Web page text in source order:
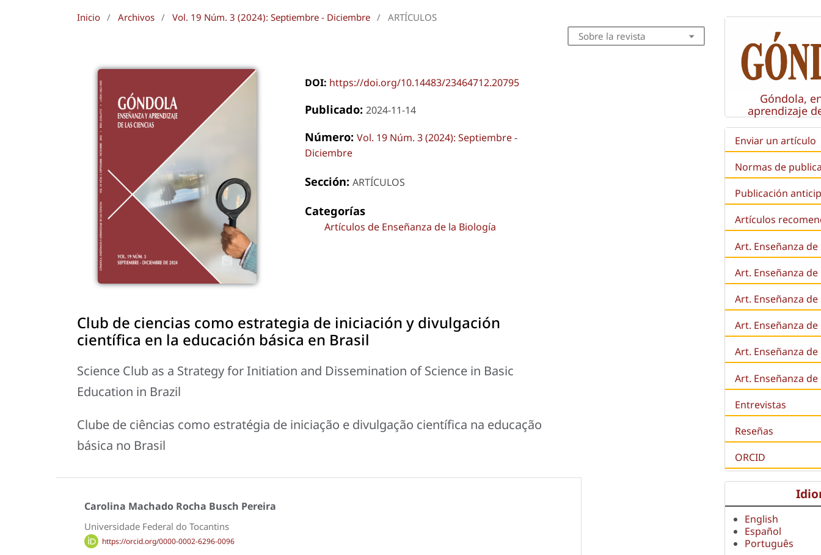
Inicio / Archivos / Vol. 19 Núm. 3 (2024): Septiembre - Diciembre / ARTÍCULOS
DOI: https://doi.org/10.14483/23464712.20795
Publicado: 2024-11-14
Número: Vol. 19 Núm. 3 (2024): Septiembre -
Diciembre
Sección: ARTÍCULOS
Categorías
Artículos de Enseñanza de la Biología
Club de ciencias como estrategia de iniciación y divulgación
científica en la educación básica en Brasil
Science Club as a Strategy for Initiation and Dissemination of Science in Basic
Education in Brazil
Clube de ciências como estratégia de iniciação e divulgação científica na educação
básica no Brasil
Carolina Machado Rocha Busch Pereira
Universidade Federal do Tocantins
https://orcid.org/0000-0002-6296-0096
Sobre la revista
Góndola,
aprendizaje
Enviar un artículo
Normas de
Publicación
Artículos
Art. Enseñanza
Art. Enseñanza
Art. Enseñanza de
Art. Enseñanza de
Art. Enseñanza
Art. Enseñanza
Entrevistas
Reseñas
ORCID
English
Español
Português